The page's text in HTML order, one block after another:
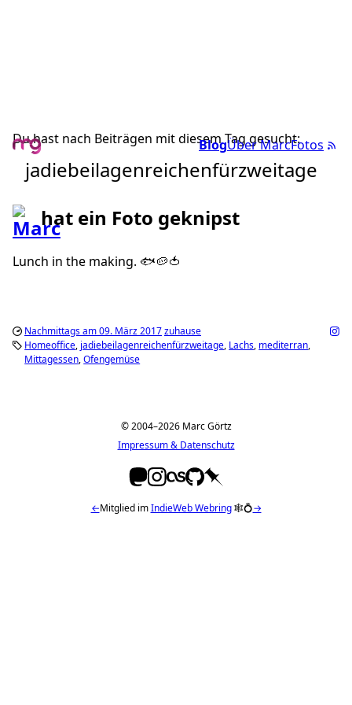
BlogÜber MarcFotos
Du hast nach Beiträgen mit diesem Tag gesucht:
jadiebeilagenreichenfürzweitage
hat ein Foto geknipst
Lunch in the making. 🐟🥔🍅
Nachmittags am 09. März 2017zuhause
Homeoffice jadiebeilagenreichenfürzweitage Lachs mediterran
Mittagessen Ofengemüse
© 2004–2026 Marc Görtz
Impressum & Datenschutz
←Mitglied imIndieWeb Webring🕸💍→